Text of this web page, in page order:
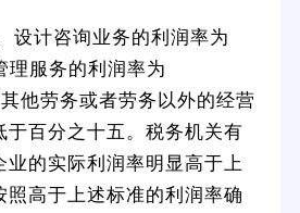
设计咨询业务的利润率为
服务的利润率为
他劳务或者劳务以外的经营
于百分之十五。税务机关有
业的实际利润率明显高于上
照高于上述标准的利润率确